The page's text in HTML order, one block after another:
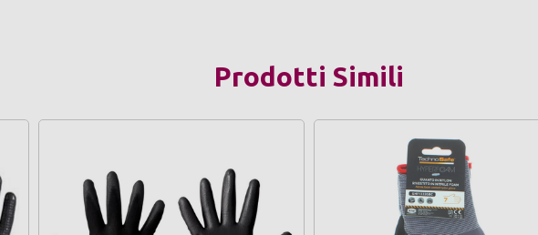
Prodotti Simili